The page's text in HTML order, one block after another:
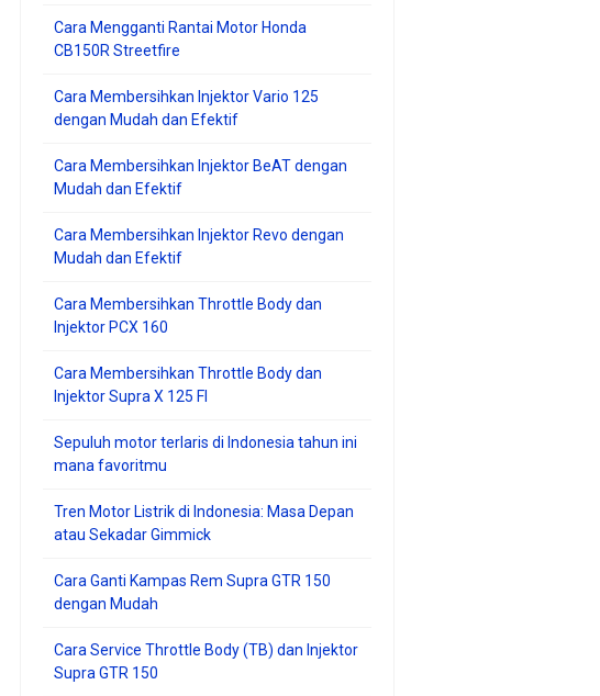
Cara Mengganti Rantai Motor Honda
CB150R Streetfire
Cara Membersihkan Injektor Vario 125
dengan Mudah dan Efektif
Cara Membersihkan Injektor BeAT dengan
Mudah dan Efektif
Cara Membersihkan Injektor Revo dengan
Mudah dan Efektif
Cara Membersihkan Throttle Body dan
Injektor PCX 160
Cara Membersihkan Throttle Body dan
Injektor Supra X 125 FI
Sepuluh motor terlaris di Indonesia tahun ini
mana favoritmu
Tren Motor Listrik di Indonesia: Masa Depan
atau Sekadar Gimmick
Cara Ganti Kampas Rem Supra GTR 150
dengan Mudah
Cara Service Throttle Body (TB) dan Injektor
Supra GTR 150